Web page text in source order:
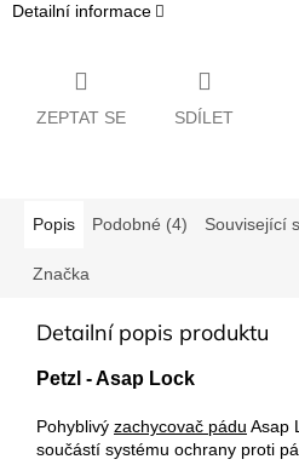
Detailní informace
ZEPTAT SE SDÍLET
Popis Podobné (4) Související
Značka
Detailní popis produktu
Petzl - Asap Lock
Pohyblivý zachycovač pádu Asap
součástí systému ochrany proti